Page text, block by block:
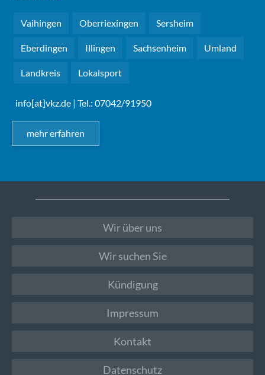
Vaihingen Oberriexingen Sersheim
Eberdingen Illingen Sachsenheim Umland
Landkreis Lokalsport
info[at]vkz.de | Tel.: 07042/91950
mehr erfahren
Wir über uns
Wir suchen Sie
Kündigung
Impressum
Kontakt
Datenschutz